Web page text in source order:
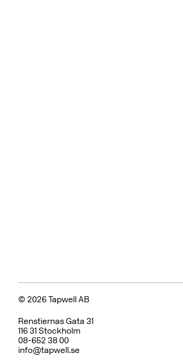
© 2026 Tapwell AB
Renstiernas Gata 31
116 31 Stockholm
08-652 38 00
info@tapwell.se